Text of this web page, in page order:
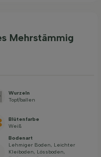
Mehrstämmig
Wurzeln
Topf/ballen
Blütenfarbe
Weiß
Bodenart
Lehmiger Boden, Leichter
Kleiboden, Lössboden,